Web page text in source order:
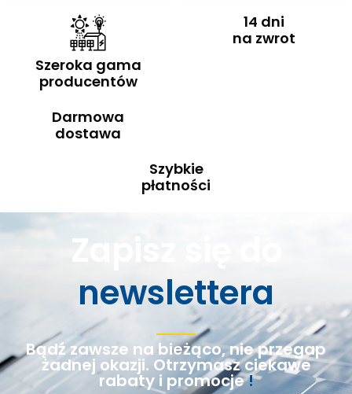
Szeroka gama
producentów
14 dni
na zwrot
Darmowa
dostawa
Szybkie
płatności
Zapisz się do
newslettera
Bądź zawsze na bieżąco, nie przegap
żadnej okazji. Otrzymasz ciekawe
rabaty i promocje!